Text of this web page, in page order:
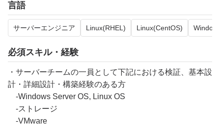
言語
サーバーエンジニア Linux(RHEL) Linux(CentOS)
必須スキル・経験
・サーバーチームの一員として下記における検証、基本設
計・詳細設計・構築経験のある方
-Windows Server OS, Linux OS
-ストレージ
-VMware